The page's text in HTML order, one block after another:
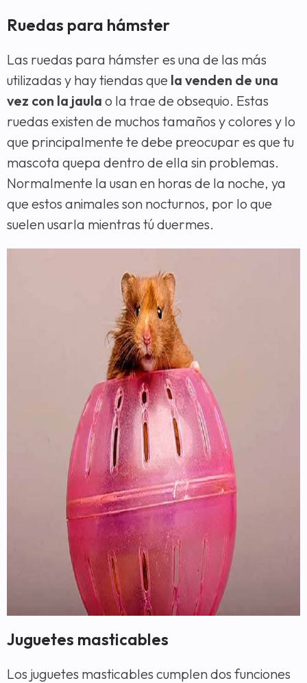
Ruedas para hámster
Las ruedas para hámster es una de las más
utilizadas y hay tiendas que la venden de una
vez con la jaula o la trae de obsequio. Estas
ruedas existen de muchos tamaños y colores y lo
que principalmente te debe preocupar es que tu
mascota quepa dentro de ella sin problemas.
Normalmente la usan en horas de la noche, ya
que estos animales son nocturnos, por lo que
suelen usarla mientras tú duermes.
Juguetes masticables
Los juguetes masticables cumplen dos funciones